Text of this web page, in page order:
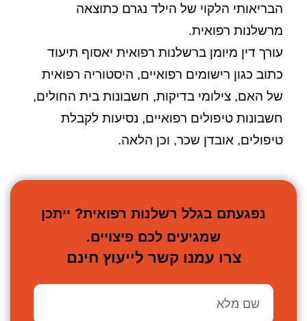
הבריאותי הלקוי של הילד נגרם כתוצאה
מרשלנות רפואית.
עורך דין מיומן ברשלנות רפואית יאסוף תיעוד
כתוב כגון רישומים רפואיים, היסטוריה רפואית
של האם, צילומי בדיקות, חשבונות בית החולים,
חשבונות טיפולים רפואיים, נסיעות לקבלת
טיפולים, אובדן שכר, וכן הלאה.
נפגעתם בגלל רשלנות רפואית? ייתכן
שמגיעים לכם פיצויים.
צרו עמנו קשר לייעוץ חינם